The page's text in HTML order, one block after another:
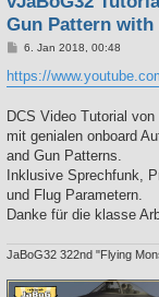
Gun Pattern with
B
i
t
a
g
6. Jan 2018, 00:48
https://
DCS Video Tutorial
mit genialen onboard
and Gun Patterns.
Inklusive Sprechfunk,
und Flug Parametern.
Danke für die klasse
JaBoG32 322nd "Flying